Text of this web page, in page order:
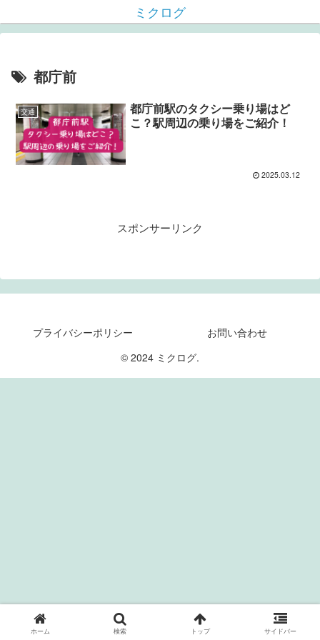
ミクログ
都庁前
交通
都庁前駅のタクシー乗り場はど
こ？駅周辺の乗り場をご紹介！
2025.03.12
スポンサーリンク
プライバシーポリシー
お問い合わせ
© 2024 ミクログ.
ホーム 検索 トップ サイドバー